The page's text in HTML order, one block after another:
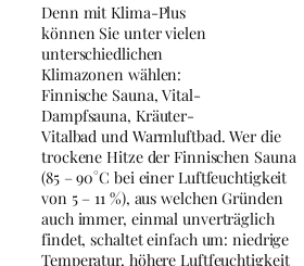
Denn mit Klima-Plus
können Sie unter vielen
unterschiedlichen
Klimazonen wählen:
Finnische Sauna, Vital-
Dampfsauna, Kräuter-
Vitalbad und Warmluftbad. Wer die
trockene Hitze der Finnischen Sauna
(85 – 90°C bei einer Luftfeuchtigkeit
von 5 – 11 %), aus welchen Gründen
auch immer, einmal unverträglich
findet, schaltet einfach um: niedrige
Temperatur, höhere Luftfeuchtigkeit